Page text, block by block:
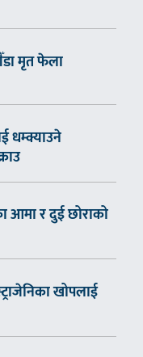
मृत फेला
धम्क्याउने
आमा र दुई छोराको
खोपलाई